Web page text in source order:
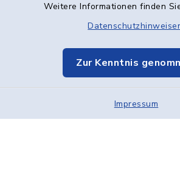
Weitere Informationen finden
Zur Kenntnis
Impressum
Datenschutz
Elektronische
Sitemap